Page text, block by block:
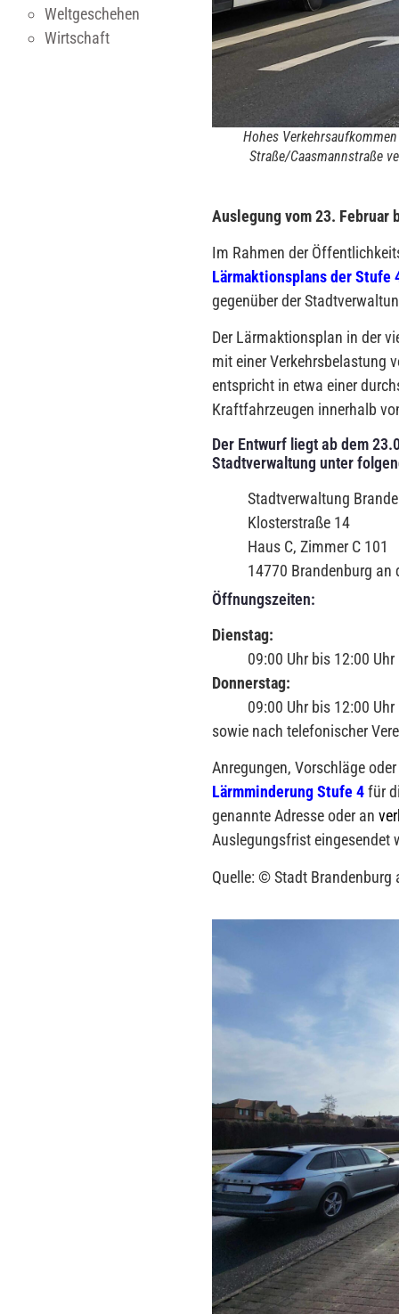
Weltgeschehen
Wirtschaft
Hohes
Straße/Caasmannstraße
Auslegung vom 23. Februar
Im Rahmen der
Lärmaktionsplans der Stufe
gegenüber der
Der Lärmaktionsplan in der
mit einer Verkehrsbelastung
entspricht in etwa einer
Kraftfahrzeugen innerhalb
Der Entwurf liegt ab dem
Stadtverwaltung unter
Stadtverwaltung
Klosterstraße 14
Haus C, Zimmer C 101
14770 Brandenburg an
Öffnungszeiten:
Dienstag:
09:00 Uhr bis 12:00
Donnerstag:
09:00 Uhr bis 12:00 Uhr
sowie nach telefonischer
Anregungen, Vorschläge
Lärmminderung Stufe 4für
genannte Adresse oder an
Auslegungsfrist eingesendet
Quelle: © Stadt Brandenburg